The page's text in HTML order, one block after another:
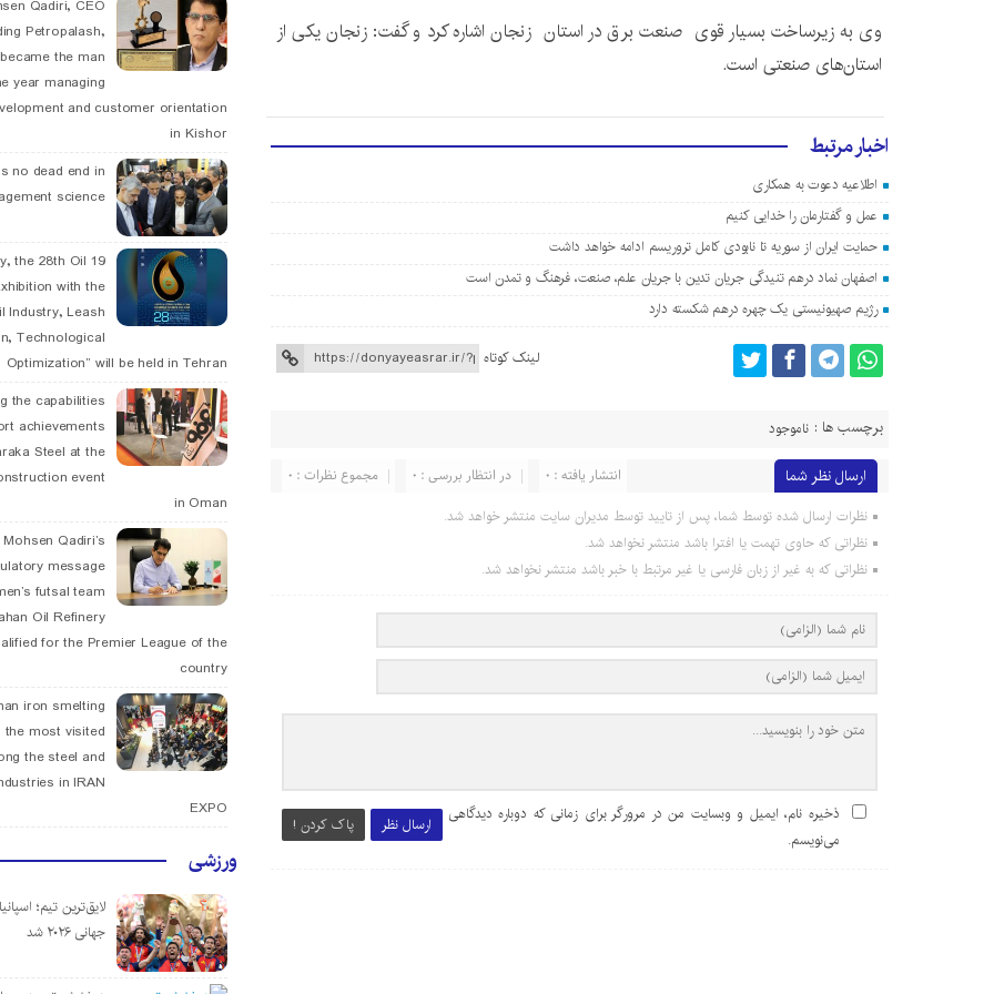
وی به زیرساخت بسیار قوی صنعت برق در استان زنجان اشاره کرد و گفت: زنجان یکی از
استان‌های صنعتی است.
اخبار مرتبط
اطلاعیه دعوت به همکاری
عمل و گفتارمان را خدایی کنیم
حمایت ایران از سوریه تا نابودی کامل تروریسم ادامه خواهد داشت
اصفهان نماد درهم تنیدگی جریان تدین با جریان علم، صنعت، فرهنگ و تمدن است
رژیم صهیونیستی یک چهره درهم شکسته دارد
لینک کوتاه
برچسب ها : ناموجود
ارسال نظر شما مجموع نظرات : 0 در انتظار بررسی : 0 انتشار یافته : 0
نظرات ارسال شده توسط شما، پس از تایید توسط مدیران سایت منتشر خواهد شد.
نظراتی که حاوی تهمت یا افترا باشد منتشر نخواهد شد.
نظراتی که به غیر از زبان فارسی یا غیر مرتبط با خبر باشد منتشر نخواهد شد.
ارسال نظر پاک کردن !
ذخیره نام، ایمیل و وبسایت من در مرورگر برای زمانی که دوباره دیدگاهی
می‌نویسم.
Qadiri, CEO
Petropalash,
the man
year managing
and customer orientation
in Kishor
no dead end in
science
the 28th Oil
with the
Industry, Leash
Technological
Optimization” will be held in Tehran
the capabilities
achievements
Steel at the
event
in Oman
Mohsen Qadiri’s
message
futsal team
Oil Refinery
for the Premier League of the
country
iron smelting
most visited
the steel and
in IRAN
EXPO
ورزشی
لایق‌ترین تیم؛
جهانی ۲۰۲۶ شد